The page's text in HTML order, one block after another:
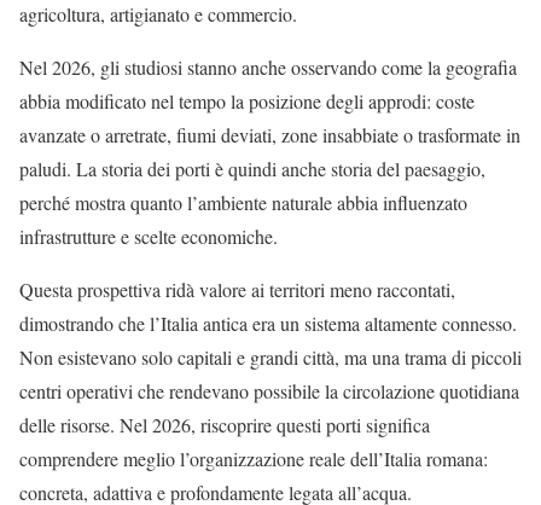
agricoltura, artigianato e commercio.
Nel 2026, gli studiosi stanno anche osservando come la geografia
abbia modificato nel tempo la posizione degli approdi: coste
avanzate o arretrate, fiumi deviati, zone insabbiate o trasformate in
paludi. La storia dei porti è quindi anche storia del paesaggio,
perché mostra quanto l’ambiente naturale abbia influenzato
infrastrutture e scelte economiche.
Questa prospettiva ridà valore ai territori meno raccontati,
dimostrando che l’Italia antica era un sistema altamente connesso.
Non esistevano solo capitali e grandi città, ma una trama di piccoli
centri operativi che rendevano possibile la circolazione quotidiana
delle risorse. Nel 2026, riscoprire questi porti significa
comprendere meglio l’organizzazione reale dell’Italia romana:
concreta, adattiva e profondamente legata all’acqua.